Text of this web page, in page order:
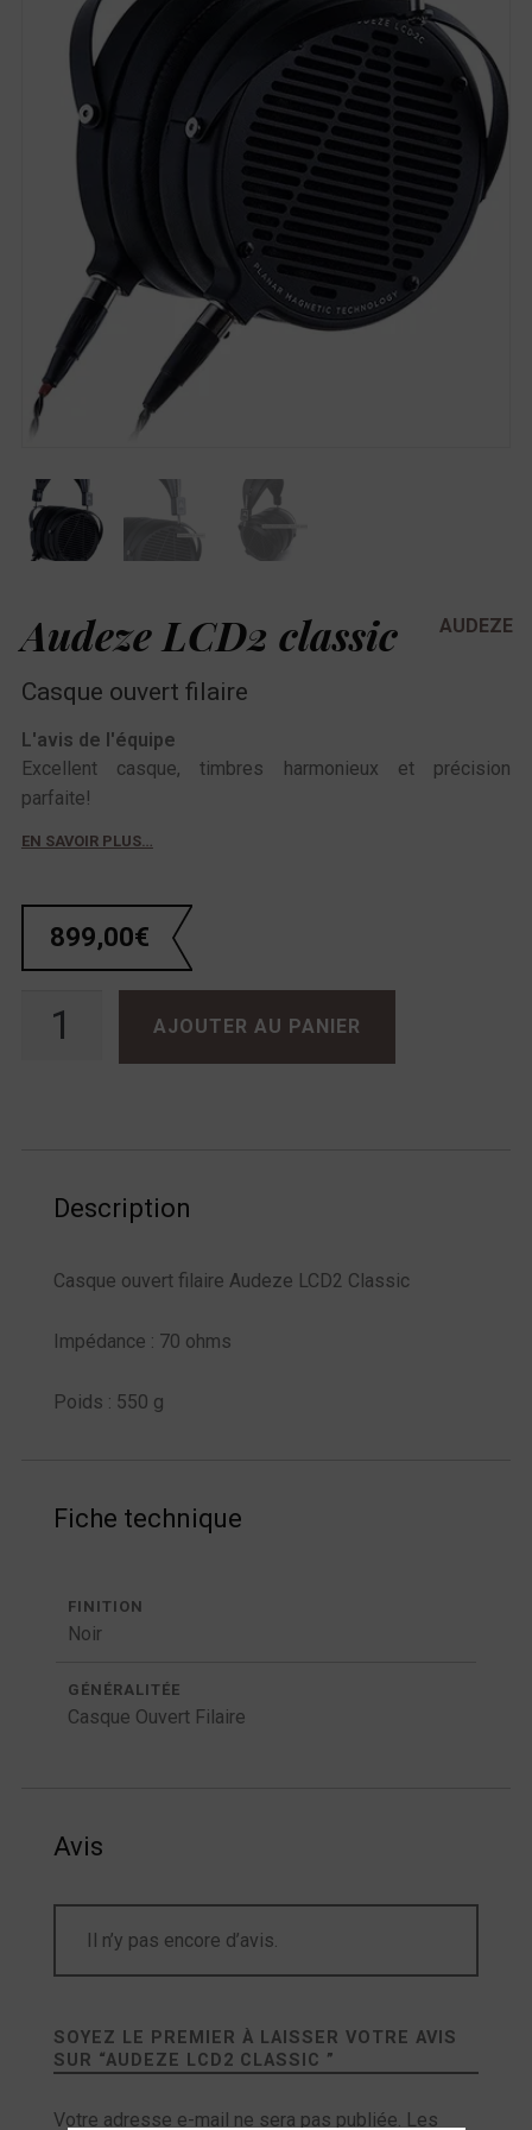
Audeze LCD2 classic
Casque ouvert filaire
AUDEZE
L'avis de l'équipe
Excellent casque, timbres harmonieux et précision
parfaite!
EN SAVOIR PLUS…
899,00€
AJOUTER AU PANIER
Description
Casque ouvert filaire Audeze LCD2 Classic
Impédance : 70 ohms
Poids : 550 g
Fiche technique
FINITION
Noir
GÉNÉRALITÉE
Casque Ouvert Filaire
Avis
Il n’y pas encore d’avis.
SOYEZ LE PREMIER À LAISSER VOTRE AVIS
SUR “AUDEZE LCD2 CLASSIC ”
Votre adresse e-mail ne sera pas publiée. Les